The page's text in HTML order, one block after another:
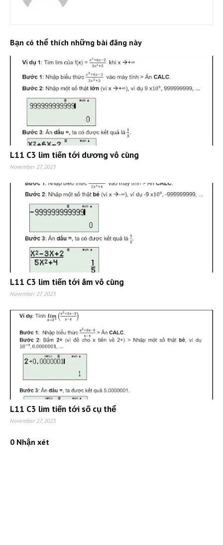
Bạn có thể thích những bài đăng này
L11 C3 lim tiến tới dương vô cùng
November 27, 2023
L11 C3 lim tiến tới âm vô cùng
November 27, 2023
L11 C3 lim tiến tới số cụ thể
November 27, 2023
0 Nhận xét